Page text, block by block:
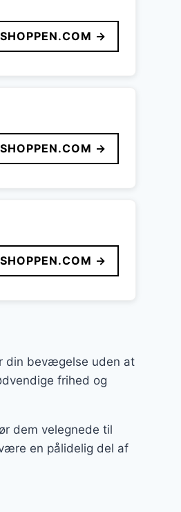
→
→
→
din bevægelse uden at
frihed og
dem velegnede til
en pålidelig del af